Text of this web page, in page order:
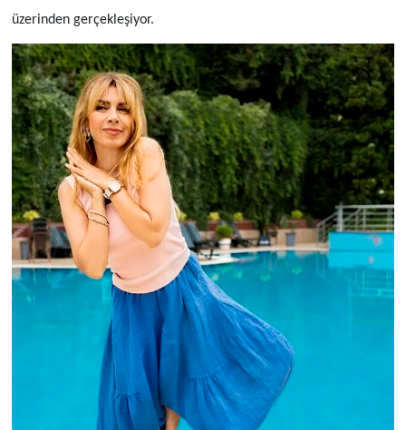
üzerinden gerçekleşiyor.